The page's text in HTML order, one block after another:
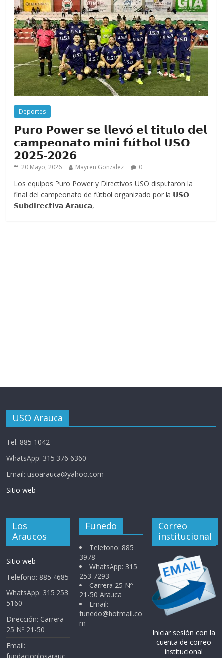
Deportes
𝗣𝘂𝗿𝗼 𝗣𝗼𝘄𝗲𝗿 𝘀𝗲 𝗹𝗹𝗲𝘃𝗼́ 𝗲𝗹 𝘁𝗶́𝘁𝘂𝗹𝗼 𝗱𝗲𝗹
𝗰𝗮𝗺𝗽𝗲𝗼𝗻𝗮𝘁𝗼 𝗺𝗶𝗻𝗶 𝗳𝘂́𝘁𝗯𝗼𝗹 𝗨𝗦𝗢
𝟮𝟬𝟮𝟱-𝟮𝟬𝟮𝟲
20 Mayo, 2026 Mayren Gonzalez 0
Los equipos Puro Power y Directivos USO disputaron la
final del campeonato de fútbol organizado por la 𝗨𝗦𝗢
𝗦𝘂𝗯𝗱𝗶𝗿𝗲𝗰𝘁𝗶𝘃𝗮 𝗔𝗿𝗮𝘂𝗰𝗮,
USO Arauca
Tel. 885 1042
WhatsApp: 315 376 6360
Email: usoarauca@yahoo.com
Sitio web
Los
Araucos
Sitio web
Telefono: 885 4685
WhatsApp: 315 253
5160
Dirección: Carrera
25 Nº 21-50
Email:
fundacionlosarauc
Funedo
Telefono: 885
3978
WhatsApp: 315
253 7293
Carrera 25 Nº
21-50 Arauca
Email:
funedo@hotmail.co
m
Correo
institucional
Iniciar sesión con la
cuenta de correo
institucional